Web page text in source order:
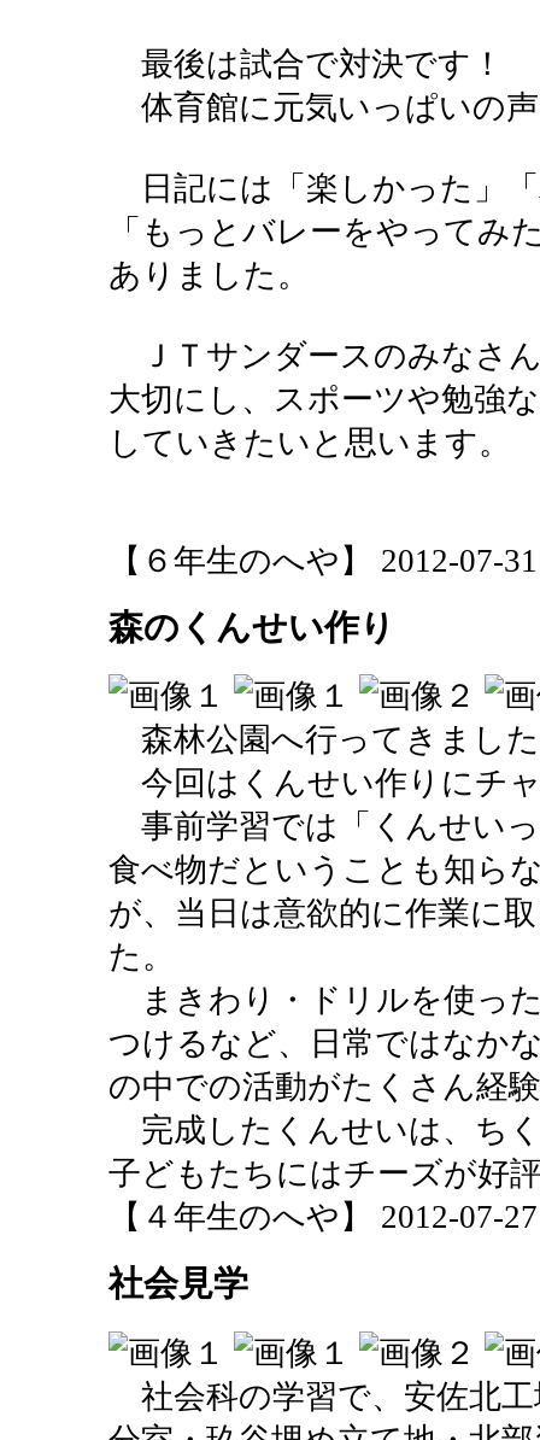
最後は試合で対決です！
体育館に元気いっぱいの
日記には「楽しかった」
「もっとバレーをやってみ
ありました。
ＪＴサンダースのみなさ
大切にし、スポーツや勉強
していきたいと思います。
【６年生のへや】 2012-07-
森のくんせい作り
森林公園へ行ってきまし
今回はくんせい作りにチ
事前学習では「くんせい
食べ物だということも知ら
が、当日は意欲的に作業に
た。
まきわり・ドリルを使っ
つけるなど、日常ではなか
の中での活動がたくさん経
完成したくんせいは、ち
子どもたちにはチーズが好
【４年生のへや】 2012-07-
社会見学
社会科の学習で、安佐北